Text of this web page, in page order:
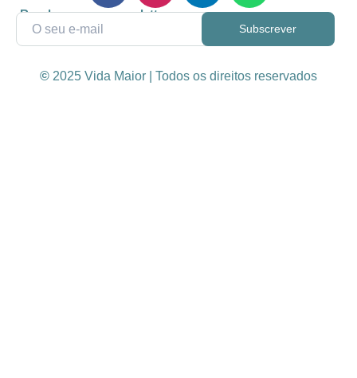
Receba a nossa newsletter
© 2025 Vida Maior | Todos os direitos reservados